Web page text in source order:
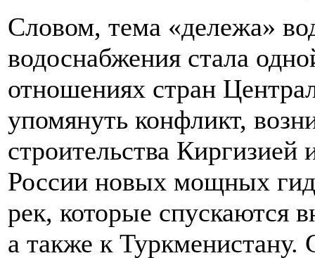
Словом, тема «дележа»
водоснабжения стала
отношениях стран
упомянуть конфликт,
строительства
России новых мощных
рек, которые спускаются
а также к Туркменистану.